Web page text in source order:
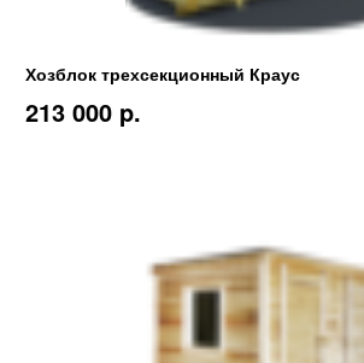
Хозблок трехсекционный Краус
213 000 p.